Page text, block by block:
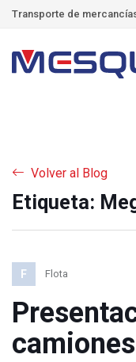
Transporte de
Volver al Blog
Etiqueta:
F Flota